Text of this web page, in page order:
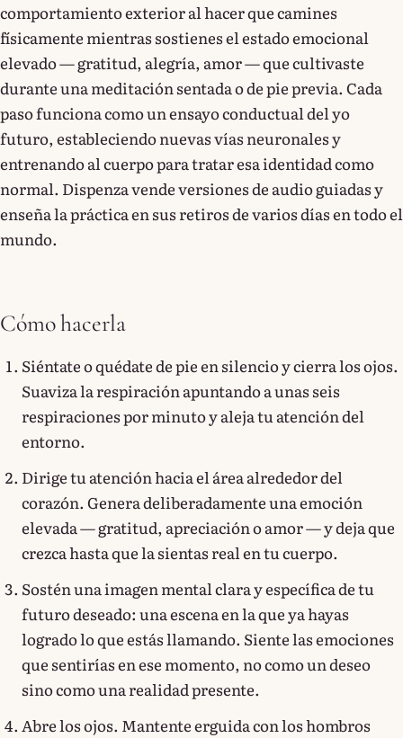
comportamiento exterior al hacer que camines
físicamente mientras sostienes el estado emocional
elevado — gratitud, alegría, amor — que cultivaste
durante una meditación sentada o de pie previa. Cada
paso funciona como un ensayo conductual del yo
futuro, estableciendo nuevas vías neuronales y
entrenando al cuerpo para tratar esa identidad como
normal. Dispenza vende versiones de audio guiadas y
enseña la práctica en sus retiros de varios días en todo el
mundo.
Cómo hacerla
Siéntate o quédate de pie en silencio y cierra los ojos.
Suaviza la respiración apuntando a unas seis
respiraciones por minuto y aleja tu atención del
entorno.
Dirige tu atención hacia el área alrededor del
corazón. Genera deliberadamente una emoción
elevada — gratitud, apreciación o amor — y deja que
crezca hasta que la sientas real en tu cuerpo.
Sostén una imagen mental clara y específica de tu
futuro deseado: una escena en la que ya hayas
logrado lo que estás llamando. Siente las emociones
que sentirías en ese momento, no como un deseo
sino como una realidad presente.
Abre los ojos. Mantente erguida con los hombros